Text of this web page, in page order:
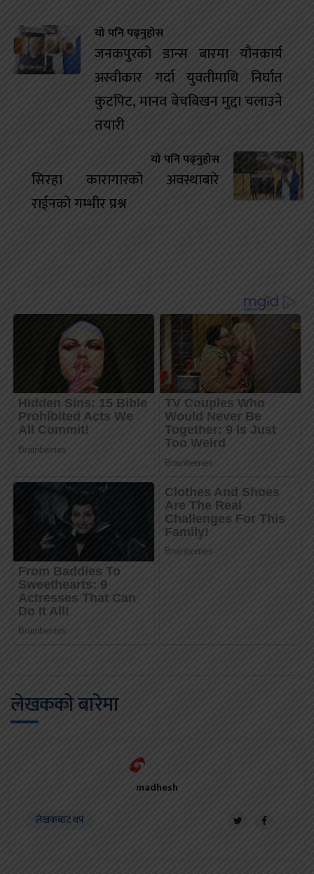
यो पनि पढ्नुहोस
जनकपुरको डान्स बारमा यौनकार्य
अस्वीकार गर्दा युवतीमाथि निर्घात
कुटपिट, मानव बेचबिखन मुद्दा चलाउने
तयारी
यो पनि पढ्नुहोस
सिरहा कारागारको अवस्थाबारे
राईनको गम्भीर प्रश्न
लेखकको बारेमा
madhesh
लेखकबाट थप